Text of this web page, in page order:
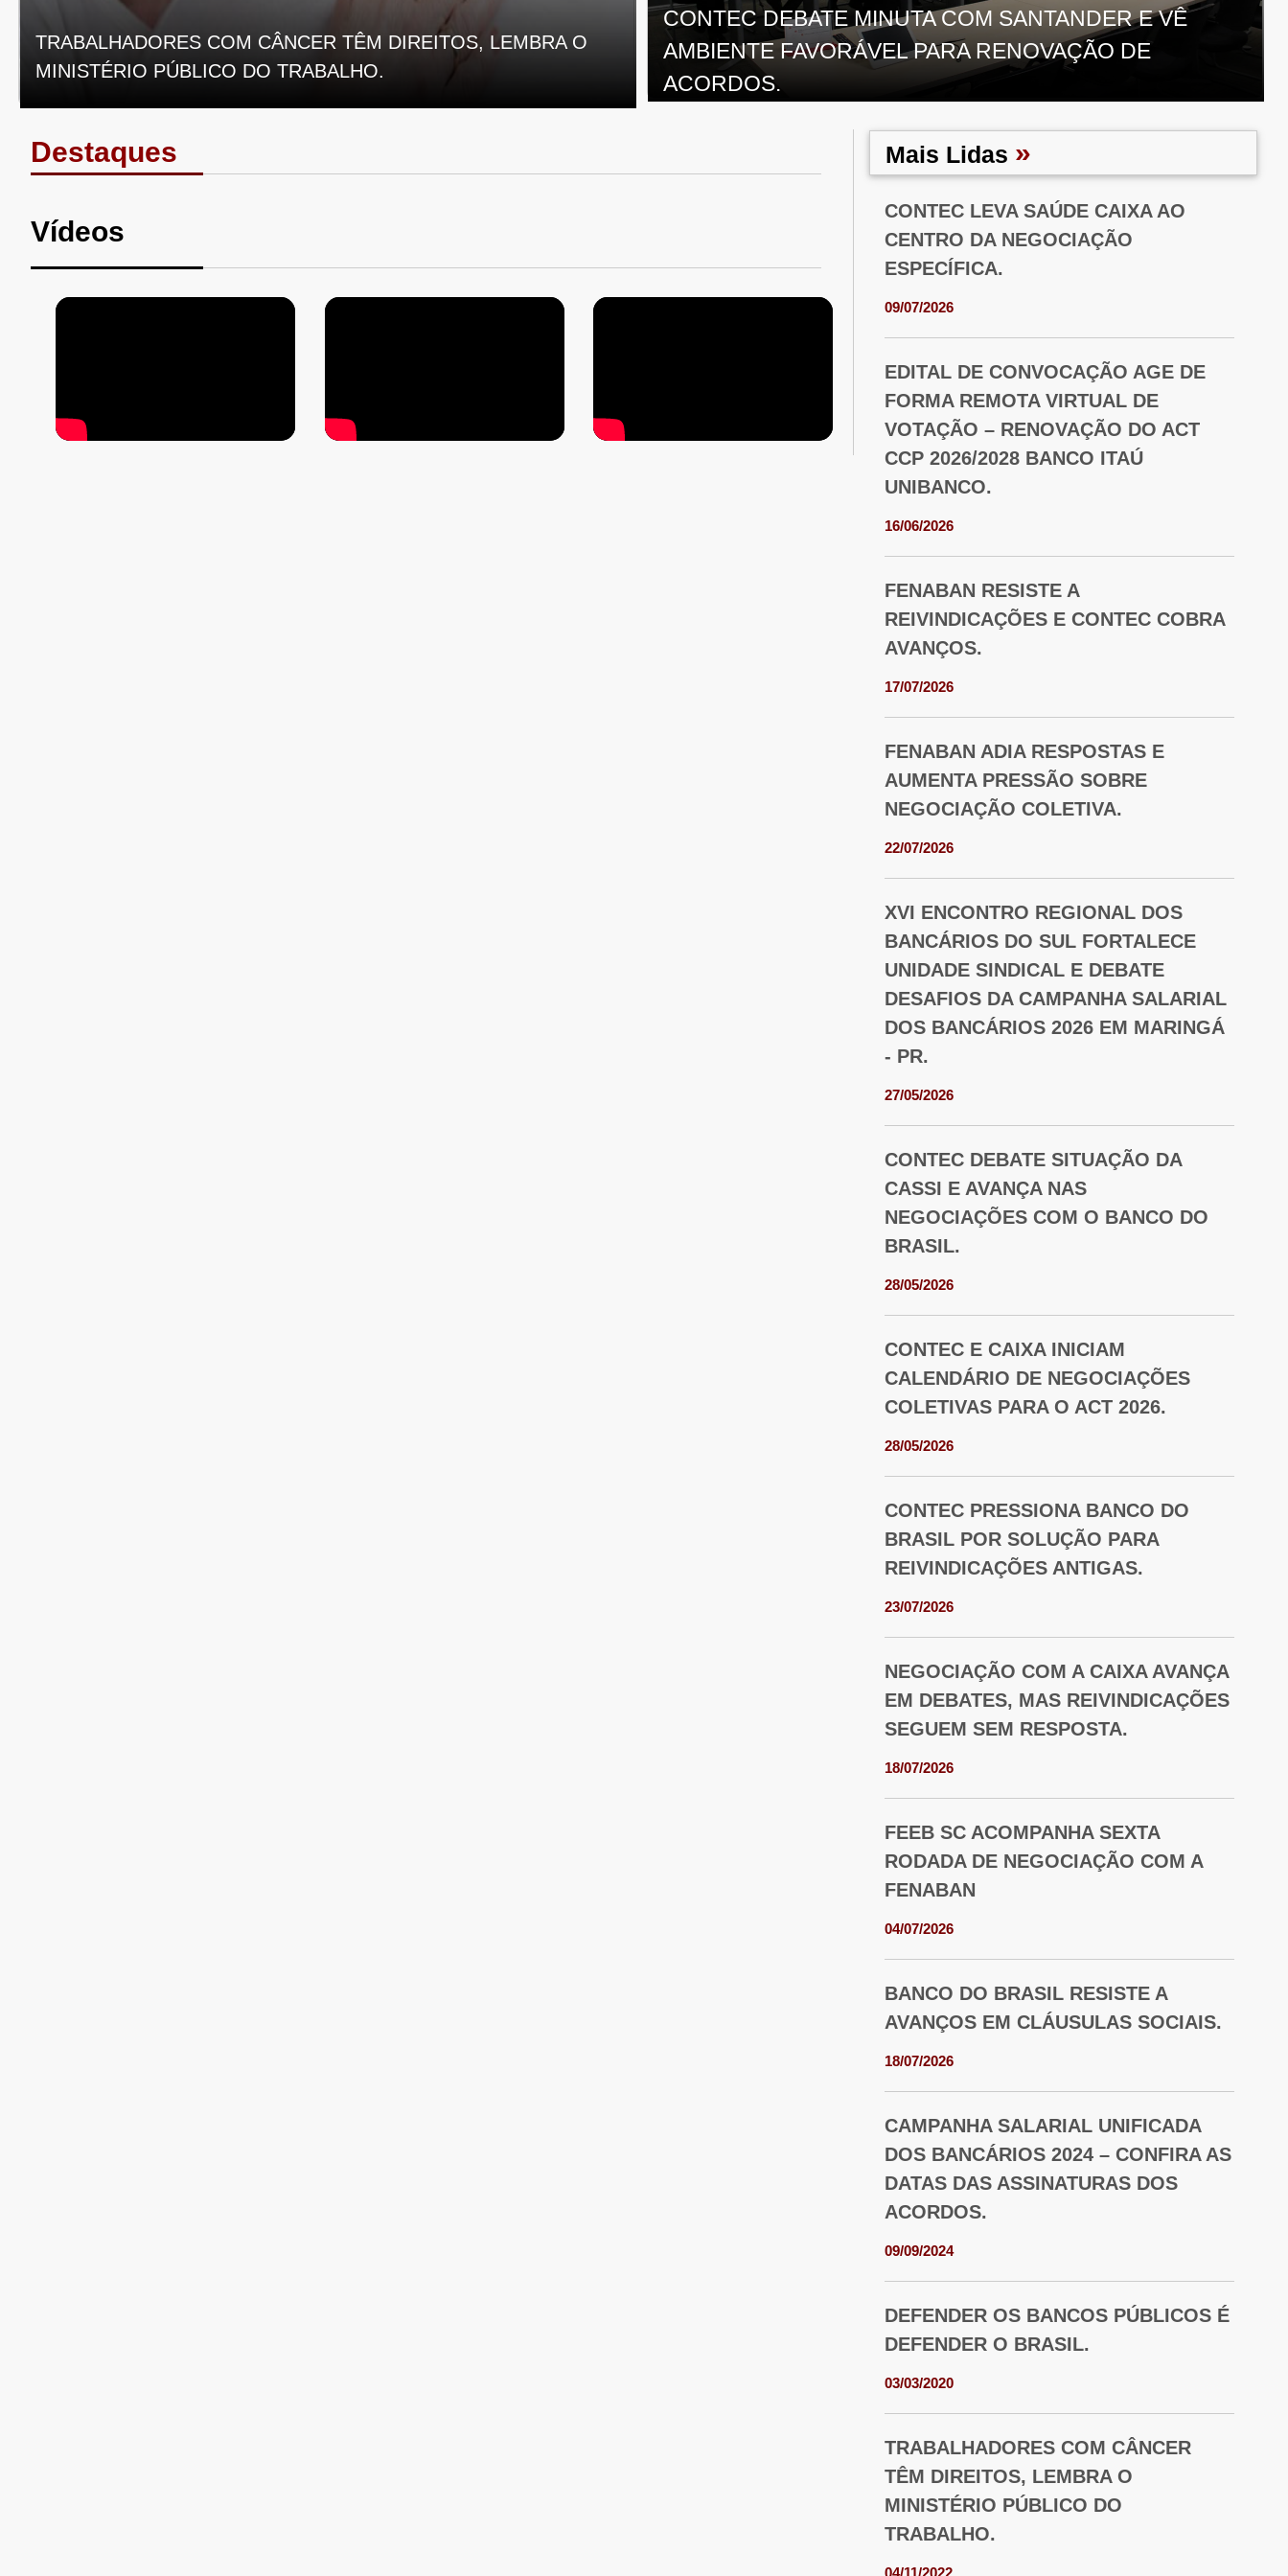
TRABALHADORES COM CÂNCER TÊM DIREITOS, LEMBRA O
MINISTÉRIO PÚBLICO DO TRABALHO.
CONTEC DEBATE MINUTA COM SANTANDER E VÊ
AMBIENTE FAVORÁVEL PARA RENOVAÇÃO DE
ACORDOS.
Destaques
Vídeos
Mais Lidas »
CONTEC LEVA SAÚDE CAIXA AO
CENTRO DA NEGOCIAÇÃO
ESPECÍFICA.
09/07/2026
EDITAL DE CONVOCAÇÃO AGE DE
FORMA REMOTA VIRTUAL DE
VOTAÇÃO – RENOVAÇÃO DO ACT
CCP 2026/2028 BANCO ITAÚ
UNIBANCO.
16/06/2026
FENABAN RESISTE A
REIVINDICAÇÕES E CONTEC COBRA
AVANÇOS.
17/07/2026
FENABAN ADIA RESPOSTAS E
AUMENTA PRESSÃO SOBRE
NEGOCIAÇÃO COLETIVA.
22/07/2026
XVI ENCONTRO REGIONAL DOS
BANCÁRIOS DO SUL FORTALECE
UNIDADE SINDICAL E DEBATE
DESAFIOS DA CAMPANHA SALARIAL
DOS BANCÁRIOS 2026 EM MARINGÁ
- PR.
27/05/2026
CONTEC DEBATE SITUAÇÃO DA
CASSI E AVANÇA NAS
NEGOCIAÇÕES COM O BANCO DO
BRASIL.
28/05/2026
CONTEC E CAIXA INICIAM
CALENDÁRIO DE NEGOCIAÇÕES
COLETIVAS PARA O ACT 2026.
28/05/2026
CONTEC PRESSIONA BANCO DO
BRASIL POR SOLUÇÃO PARA
REIVINDICAÇÕES ANTIGAS.
23/07/2026
NEGOCIAÇÃO COM A CAIXA AVANÇA
EM DEBATES, MAS REIVINDICAÇÕES
SEGUEM SEM RESPOSTA.
18/07/2026
FEEB SC ACOMPANHA SEXTA
RODADA DE NEGOCIAÇÃO COM A
FENABAN
04/07/2026
BANCO DO BRASIL RESISTE A
AVANÇOS EM CLÁUSULAS SOCIAIS.
18/07/2026
CAMPANHA SALARIAL UNIFICADA
DOS BANCÁRIOS 2024 – CONFIRA AS
DATAS DAS ASSINATURAS DOS
ACORDOS.
09/09/2024
DEFENDER OS BANCOS PÚBLICOS É
DEFENDER O BRASIL.
03/03/2020
TRABALHADORES COM CÂNCER
TÊM DIREITOS, LEMBRA O
MINISTÉRIO PÚBLICO DO
TRABALHO.